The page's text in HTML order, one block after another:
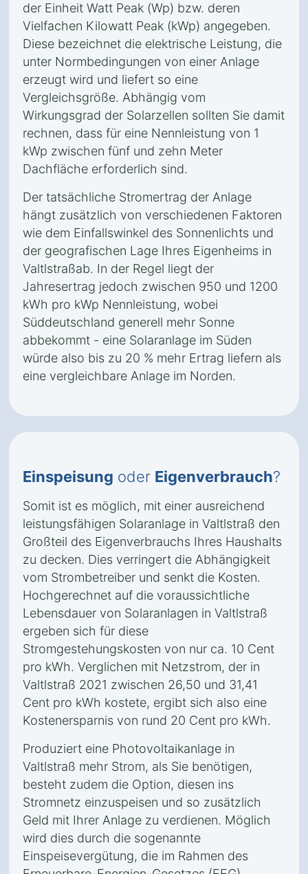
der Einheit Watt Peak (Wp) bzw. deren
Vielfachen Kilowatt Peak (kWp) angegeben.
Diese bezeichnet die elektrische Leistung, die
unter Normbedingungen von einer Anlage
erzeugt wird und liefert so eine
Vergleichsgröße. Abhängig vom
Wirkungsgrad der Solarzellen sollten Sie damit
rechnen, dass für eine Nennleistung von 1
kWp zwischen fünf und zehn Meter
Dachfläche erforderlich sind.
Der tatsächliche Stromertrag der Anlage
hängt zusätzlich von verschiedenen Faktoren
wie dem Einfallswinkel des Sonnenlichts und
der geografischen Lage Ihres Eigenheims in
Valtlstraßab. In der Regel liegt der
Jahresertrag jedoch zwischen 950 und 1200
kWh pro kWp Nennleistung, wobei
Süddeutschland generell mehr Sonne
abbekommt - eine Solaranlage im Süden
würde also bis zu 20 % mehr Ertrag liefern als
eine vergleichbare Anlage im Norden.
Einspeisung oder Eigenverbrauch?
Somit ist es möglich, mit einer ausreichend
leistungsfähigen Solaranlage in Valtlstraß den
Großteil des Eigenverbrauchs Ihres Haushalts
zu decken. Dies verringert die Abhängigkeit
vom Strombetreiber und senkt die Kosten.
Hochgerechnet auf die voraussichtliche
Lebensdauer von Solaranlagen in Valtlstraß
ergeben sich für diese
Stromgestehungskosten von nur ca. 10 Cent
pro kWh. Verglichen mit Netzstrom, der in
Valtlstraß 2021 zwischen 26,50 und 31,41
Cent pro kWh kostete, ergibt sich also eine
Kostenersparnis von rund 20 Cent pro kWh.
Produziert eine Photovoltaikanlage in
Valtlstraß mehr Strom, als Sie benötigen,
besteht zudem die Option, diesen ins
Stromnetz einzuspeisen und so zusätzlich
Geld mit Ihrer Anlage zu verdienen. Möglich
wird dies durch die sogenannte
Einspeisevergütung, die im Rahmen des